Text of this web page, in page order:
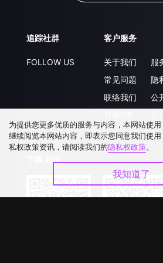
追踪社群
FOLLOW US
客户服务
关于我们
常见问题
联络我们
服
隐
公
为提供您更多优质的服务与内容，本网站使
继续阅览本网站内容，即表示您同意我们使
私权政策资讯，请阅读我们的隐私权政策。
我知道了